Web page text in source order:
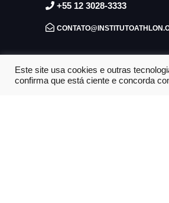
+55 12 3028-3333
VEJA QUAL O PERCURSO MAIS
Este site usa cookies e outras
confirma que está ciente e concorda